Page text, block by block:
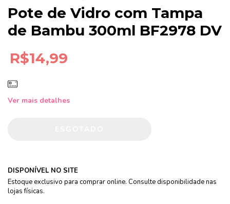
Pote de Vidro com Tampa
de Bambu 300ml BF2978 DV
R$14,99
Ver mais detalhes
DISPONÍVEL NO SITE
Estoque exclusivo para comprar online. Consulte disponibilidade nas
lojas físicas.